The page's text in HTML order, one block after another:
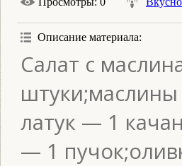
Описание материала:
Салат с
латук — 1
— 1